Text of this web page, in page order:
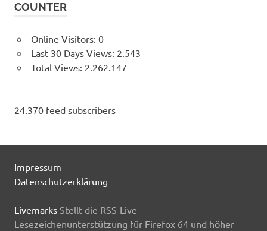
COUNTER
Online Visitors: 0
Last 30 Days Views: 2.543
Total Views: 2.262.147
24.370 feed subscribers
Impressum
Datenschutzerklärung
Livemarks Stellt die RSS-Live-
Lesezeichenunterstützung für Firefox 64 und höher